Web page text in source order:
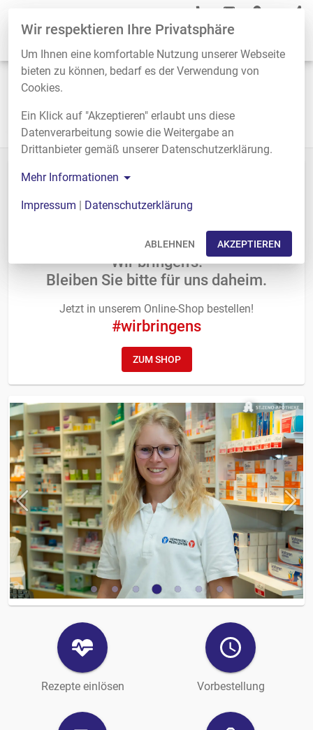
Willkommen bei der St.Zeno-
Apotheke
Wir bringen's!
Bleiben Sie bitte für uns daheim.
Jetzt in unserem Online-Shop bestellen!
#wirbringens
ZUM SHOP
Rezepte einlösen Vorbestellung
Wir respektieren Ihre Privatsphäre
Um Ihnen eine komfortable Nutzung unserer Webseite
bieten zu können, bedarf es der Verwendung von
Cookies.
Ein Klick auf "Akzeptieren" erlaubt uns diese
Datenverarbeitung sowie die Weitergabe an
Drittanbieter gemäß unserer Datenschutzerklärung.
Mehr Informationen
Impressum | Datenschutzerklärung
ABLEHNEN AKZEPTIEREN